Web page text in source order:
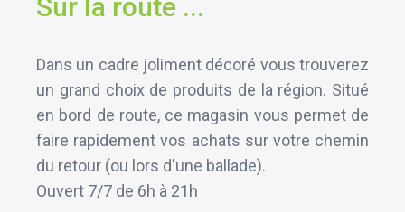
Sur la route ...
Dans un cadre joliment décoré vous trouverez
un grand choix de produits de la région. Situé
en bord de route, ce magasin vous permet de
faire rapidement vos achats sur votre chemin
du retour (ou lors d'une ballade).
Ouvert 7/7 de 6h à 21h